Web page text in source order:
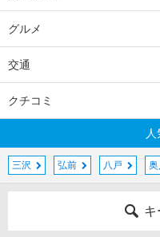
グルメ
交通
クチコミ
三沢 弘前 八戸 奥
キ